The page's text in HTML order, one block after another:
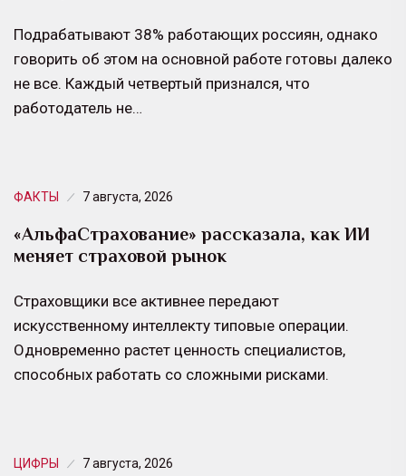
Подрабатывают 38% работающих россиян, однако
говорить об этом на основной работе готовы далеко
не все. Каждый четвертый признался, что
работодатель не…
ФАКТЫ 7 августа, 2026
«АльфаСтрахование» рассказала, как ИИ
меняет страховой рынок
Страховщики все активнее передают
искусственному интеллекту типовые операции.
Одновременно растет ценность специалистов,
способных работать со сложными рисками.
ЦИФРЫ 7 августа, 2026